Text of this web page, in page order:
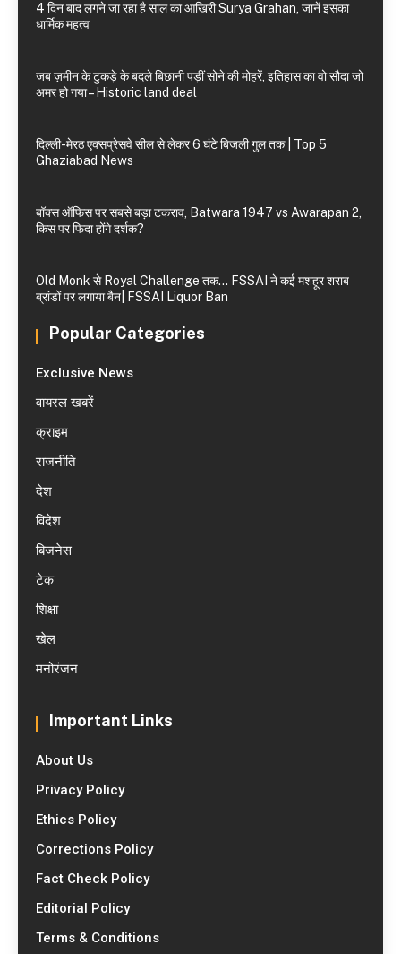
4 दिन बाद लगने जा रहा है साल का आखिरी Surya Grahan, जानें इसका
धार्मिक महत्व
जब ज़मीन के टुकड़े के बदले बिछानी पड़ीं सोने की मोहरें, इतिहास का वो सौदा जो
अमर हो गया – Historic land deal
दिल्ली-मेरठ एक्सप्रेसवे सील से लेकर 6 घंटे बिजली गुल तक | Top 5
Ghaziabad News
बॉक्स ऑफिस पर सबसे बड़ा टकराव, Batwara 1947 vs Awarapan 2,
किस पर फिदा होंगे दर्शक?
Old Monk से Royal Challenge तक… FSSAI ने कई मशहूर शराब
ब्रांडों पर लगाया बैन| FSSAI Liquor Ban
Popular Categories
Exclusive News
वायरल खबरें
क्राइम
राजनीति
देश
विदेश
बिजनेस
टेक
शिक्षा
खेल
मनोरंजन
Important Links
About Us
Privacy Policy
Ethics Policy
Corrections Policy
Fact Check Policy
Editorial Policy
Terms & Conditions